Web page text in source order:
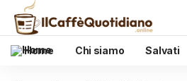
Home Chi siamo Salvati